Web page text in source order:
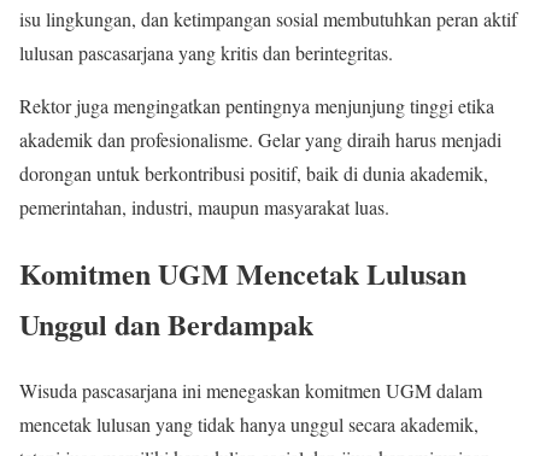
isu lingkungan, dan ketimpangan sosial membutuhkan peran aktif
lulusan pascasarjana yang kritis dan berintegritas.
Rektor juga mengingatkan pentingnya menjunjung tinggi etika
akademik dan profesionalisme. Gelar yang diraih harus menjadi
dorongan untuk berkontribusi positif, baik di dunia akademik,
pemerintahan, industri, maupun masyarakat luas.
Komitmen UGM Mencetak Lulusan
Unggul dan Berdampak
Wisuda pascasarjana ini menegaskan komitmen UGM dalam
mencetak lulusan yang tidak hanya unggul secara akademik,